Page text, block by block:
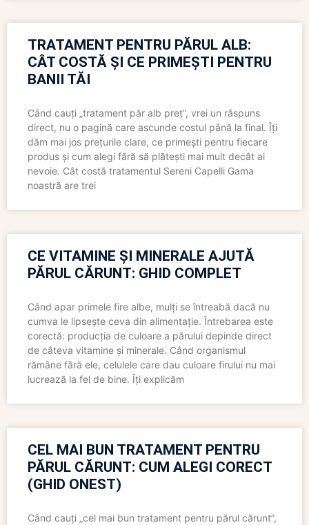
TRATAMENT PENTRU PĂRUL ALB:
CÂT COSTĂ ȘI CE PRIMEȘTI PENTRU
BANII TĂI
Când cauți „tratament păr alb preț”, vrei un răspuns
direct, nu o pagină care ascunde costul până la final. Îți
dăm mai jos prețurile clare, ce primești pentru fiecare
produs și cum alegi fără să plătești mai mult decât ai
nevoie. Cât costă tratamentul Sereni Capelli Gama
noastră are trei
CE VITAMINE ȘI MINERALE AJUTĂ
PĂRUL CĂRUNT: GHID COMPLET
Când apar primele fire albe, mulți se întreabă dacă nu
cumva le lipsește ceva din alimentație. Întrebarea este
corectă: producția de culoare a părului depinde direct
de câteva vitamine și minerale. Când organismul
rămâne fără ele, celulele care dau culoare firului nu mai
lucrează la fel de bine. Îți explicăm
CEL MAI BUN TRATAMENT PENTRU
PĂRUL CĂRUNT: CUM ALEGI CORECT
(GHID ONEST)
Când cauți „cel mai bun tratament pentru părul cărunt”,